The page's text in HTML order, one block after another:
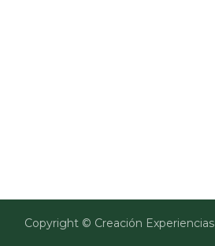
Copyright © Creación Experiencias